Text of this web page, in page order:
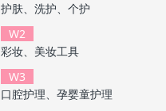
护肤、洗护、个护
W2
彩妆、美妆工具
W3
口腔护理、孕婴童护理